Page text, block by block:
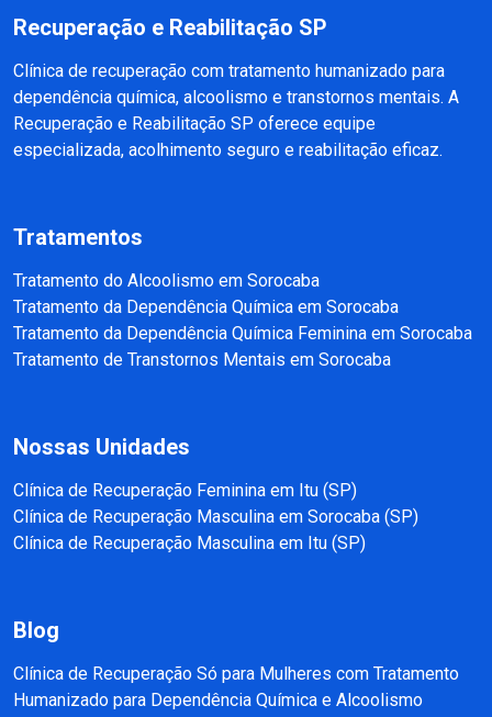
Recuperação e Reabilitação SP
Clínica de recuperação com tratamento humanizado para
dependência química, alcoolismo e transtornos mentais. A
Recuperação e Reabilitação SP oferece equipe
especializada, acolhimento seguro e reabilitação eficaz.
Tratamentos
Tratamento do Alcoolismo em Sorocaba
Tratamento da Dependência Química em Sorocaba
Tratamento da Dependência Química Feminina em Sorocaba
Tratamento de Transtornos Mentais em Sorocaba
Nossas Unidades
Clínica de Recuperação Feminina em Itu (SP)
Clínica de Recuperação Masculina em Sorocaba (SP)
Clínica de Recuperação Masculina em Itu (SP)
Blog
Clínica de Recuperação Só para Mulheres com Tratamento
Humanizado para Dependência Química e Alcoolismo